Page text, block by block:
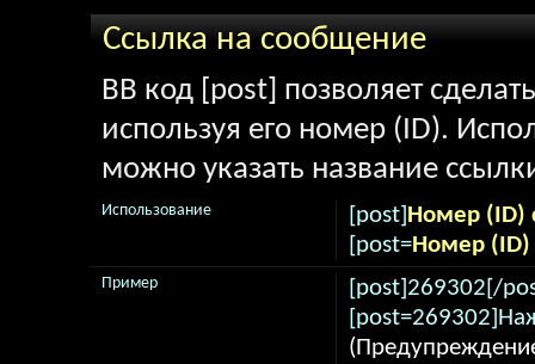
Ссылка на сообщение
BB код [post] позволяет
используя его номер (ID).
можно указать название
[post] Номер (ID)
[post=Номер (ID)
Использование
[post]269302[/
Пример